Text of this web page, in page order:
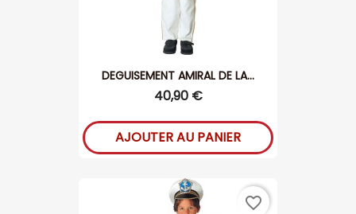
DEGUISEMENT AMIRAL DE LA...
40,90 €
AJOUTER AU PANIER
favorite_border